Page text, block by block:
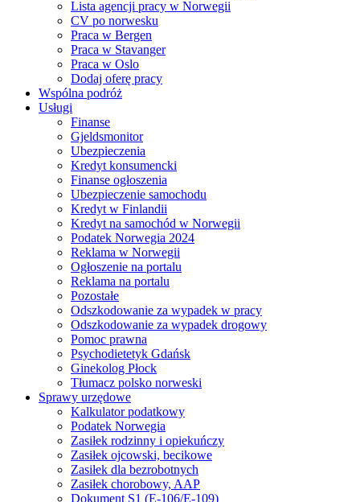
Lista agencji pracy w Norwegii
CV po norwesku
Praca w Bergen
Praca w Stavanger
Praca w Oslo
Dodaj oferę pracy
Wspólna podróż
Usługi
Finanse
Gjeldsmonitor
Ubezpieczenia
Kredyt konsumencki
Finanse ogłoszenia
Ubezpieczenie samochodu
Kredyt w Finlandii
Kredyt na samochód w Norwegii
Podatek Norwegia 2024
Reklama w Norwegii
Ogłoszenie na portalu
Reklama na portalu
Pozostałe
Odszkodowanie za wypadek w pracy
Odszkodowanie za wypadek drogowy
Pomoc prawna
Psychodietetyk Gdańsk
Ginekolog Płock
Tłumacz polsko norweski
Sprawy urzędowe
Kalkulator podatkowy
Podatek Norwegia
Zasiłek rodzinny i opiekuńczy
Zasiłek ojcowski, becikowe
Zasiłek dla bezrobotnych
Zasiłek chorobowy, AAP
Dokument S1 (E-106/E-109)